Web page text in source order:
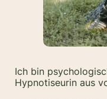
Ich bin
Hypnotiseurin aus